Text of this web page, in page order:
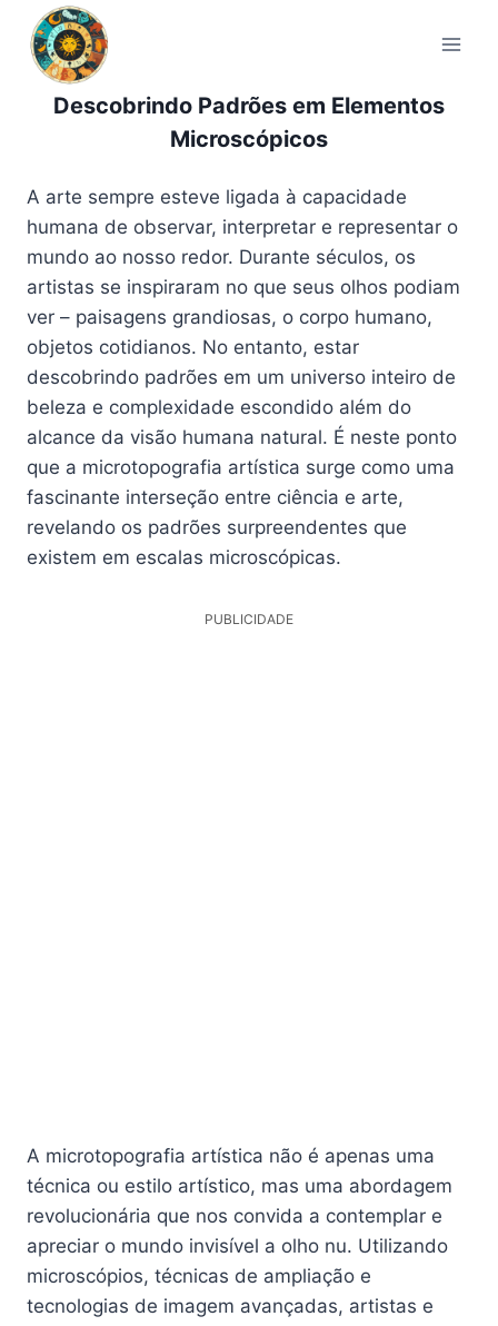
Pular
para
ConteúdoDescobrindo Padrões em Elementos
Microscópicos
A arte sempre esteve ligada à capacidade
humana de observar, interpretar e representar o
mundo ao nosso redor. Durante séculos, os
artistas se inspiraram no que seus olhos podiam
ver – paisagens grandiosas, o corpo humano,
objetos cotidianos. No entanto, estar
descobrindo padrões em um universo inteiro de
beleza e complexidade escondido além do
alcance da visão humana natural. É neste ponto
que a microtopografia artística surge como uma
fascinante interseção entre ciência e arte,
revelando os padrões surpreendentes que
existem em escalas microscópicas.
PUBLICIDADE
A microtopografia artística não é apenas uma
técnica ou estilo artístico, mas uma abordagem
revolucionária que nos convida a contemplar e
apreciar o mundo invisível a olho nu. Utilizando
microscópios, técnicas de ampliação e
tecnologias de imagem avançadas, artistas e